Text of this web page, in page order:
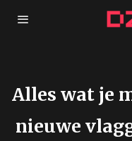
Alles wat je
nieuwe